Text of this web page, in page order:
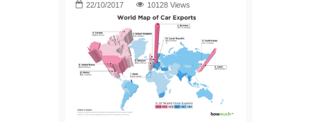
10128 Views